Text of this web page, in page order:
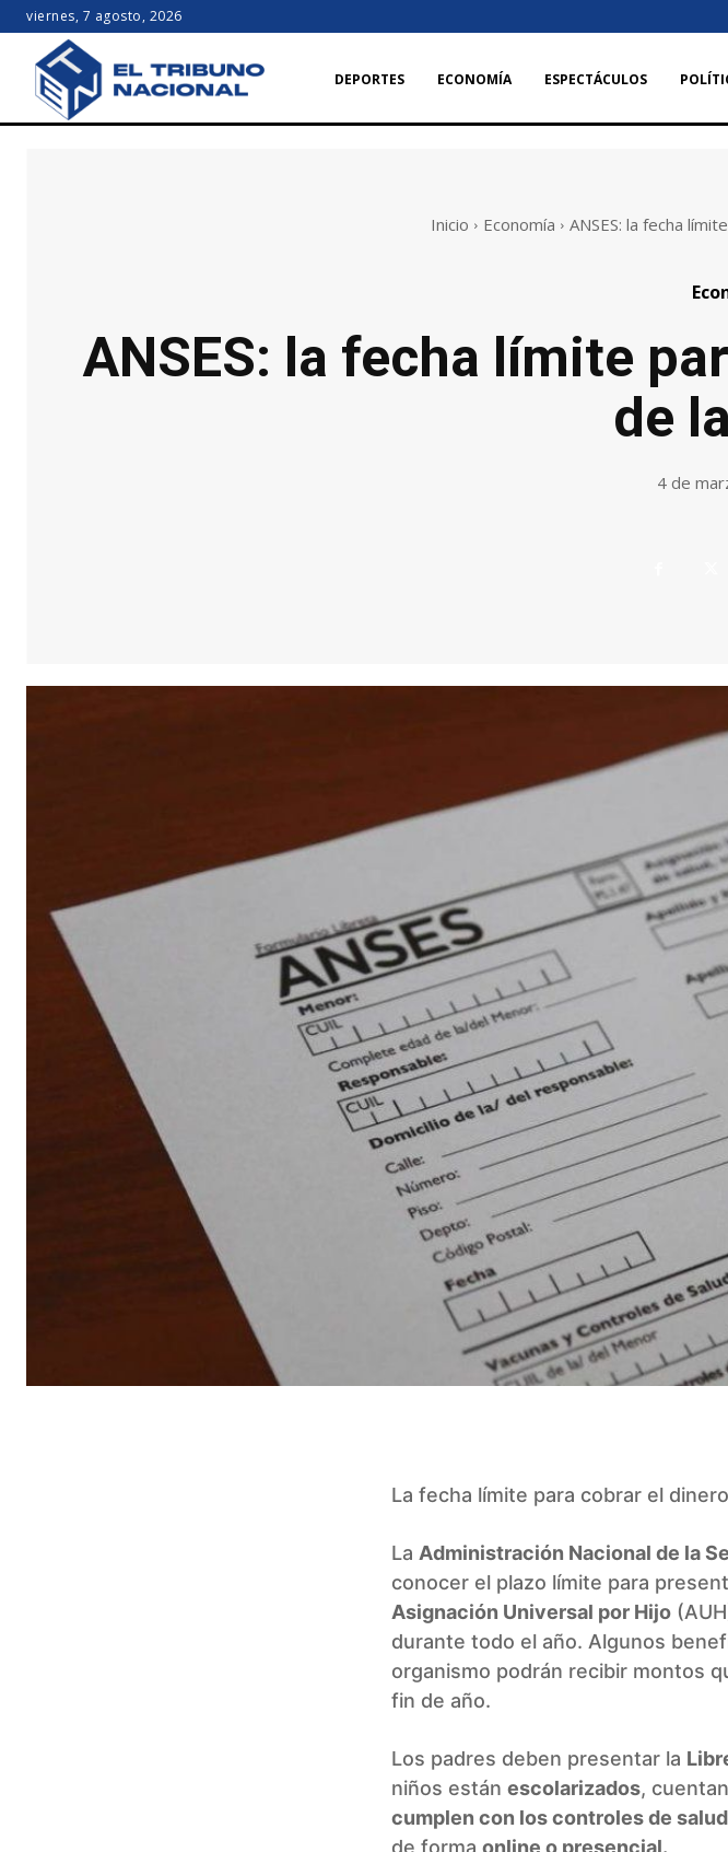
viernes, 7 agosto, 2026
DEPORTES ECONOMÍA ESPECTÁCULOS
Inicio Economía ANSES: la fecha
ANSES: la fecha límite
de
4 de
La fecha límite para cobrar el
La Administración Nacional de la
conocer el plazo límite para
Asignación Universal por Hijo
durante todo el año. Algunos
organismo podrán recibir montos
fin de año.
Los padres deben presentar la
niños están escolarizados,
cumplen con los controles de salud
de forma online o presencial.